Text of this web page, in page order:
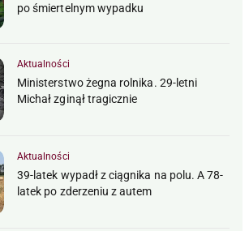
po śmiertelnym wypadku
Aktualności
Ministerstwo żegna rolnika. 29-letni
Michał zginął tragicznie
Aktualności
39-latek wypadł z ciągnika na polu. A 78-
latek po zderzeniu z autem